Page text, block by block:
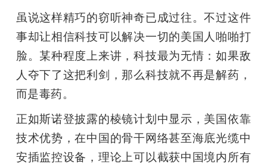
虽说这样精巧的窃听神奇已成过往。不过这件
事却让相信科技可以解决一切的美国人啪啪打
脸。某种程度上来讲，科技最为无情：如果敌
人夺下了这把利剑，那么科技就不再是解药，
而是毒药。
正如斯诺登披露的棱镜计划中显示，美国依靠
技术优势，在中国的骨干网络甚至海底光缆中
安插监控设备，理论上可以截获中国境内所有